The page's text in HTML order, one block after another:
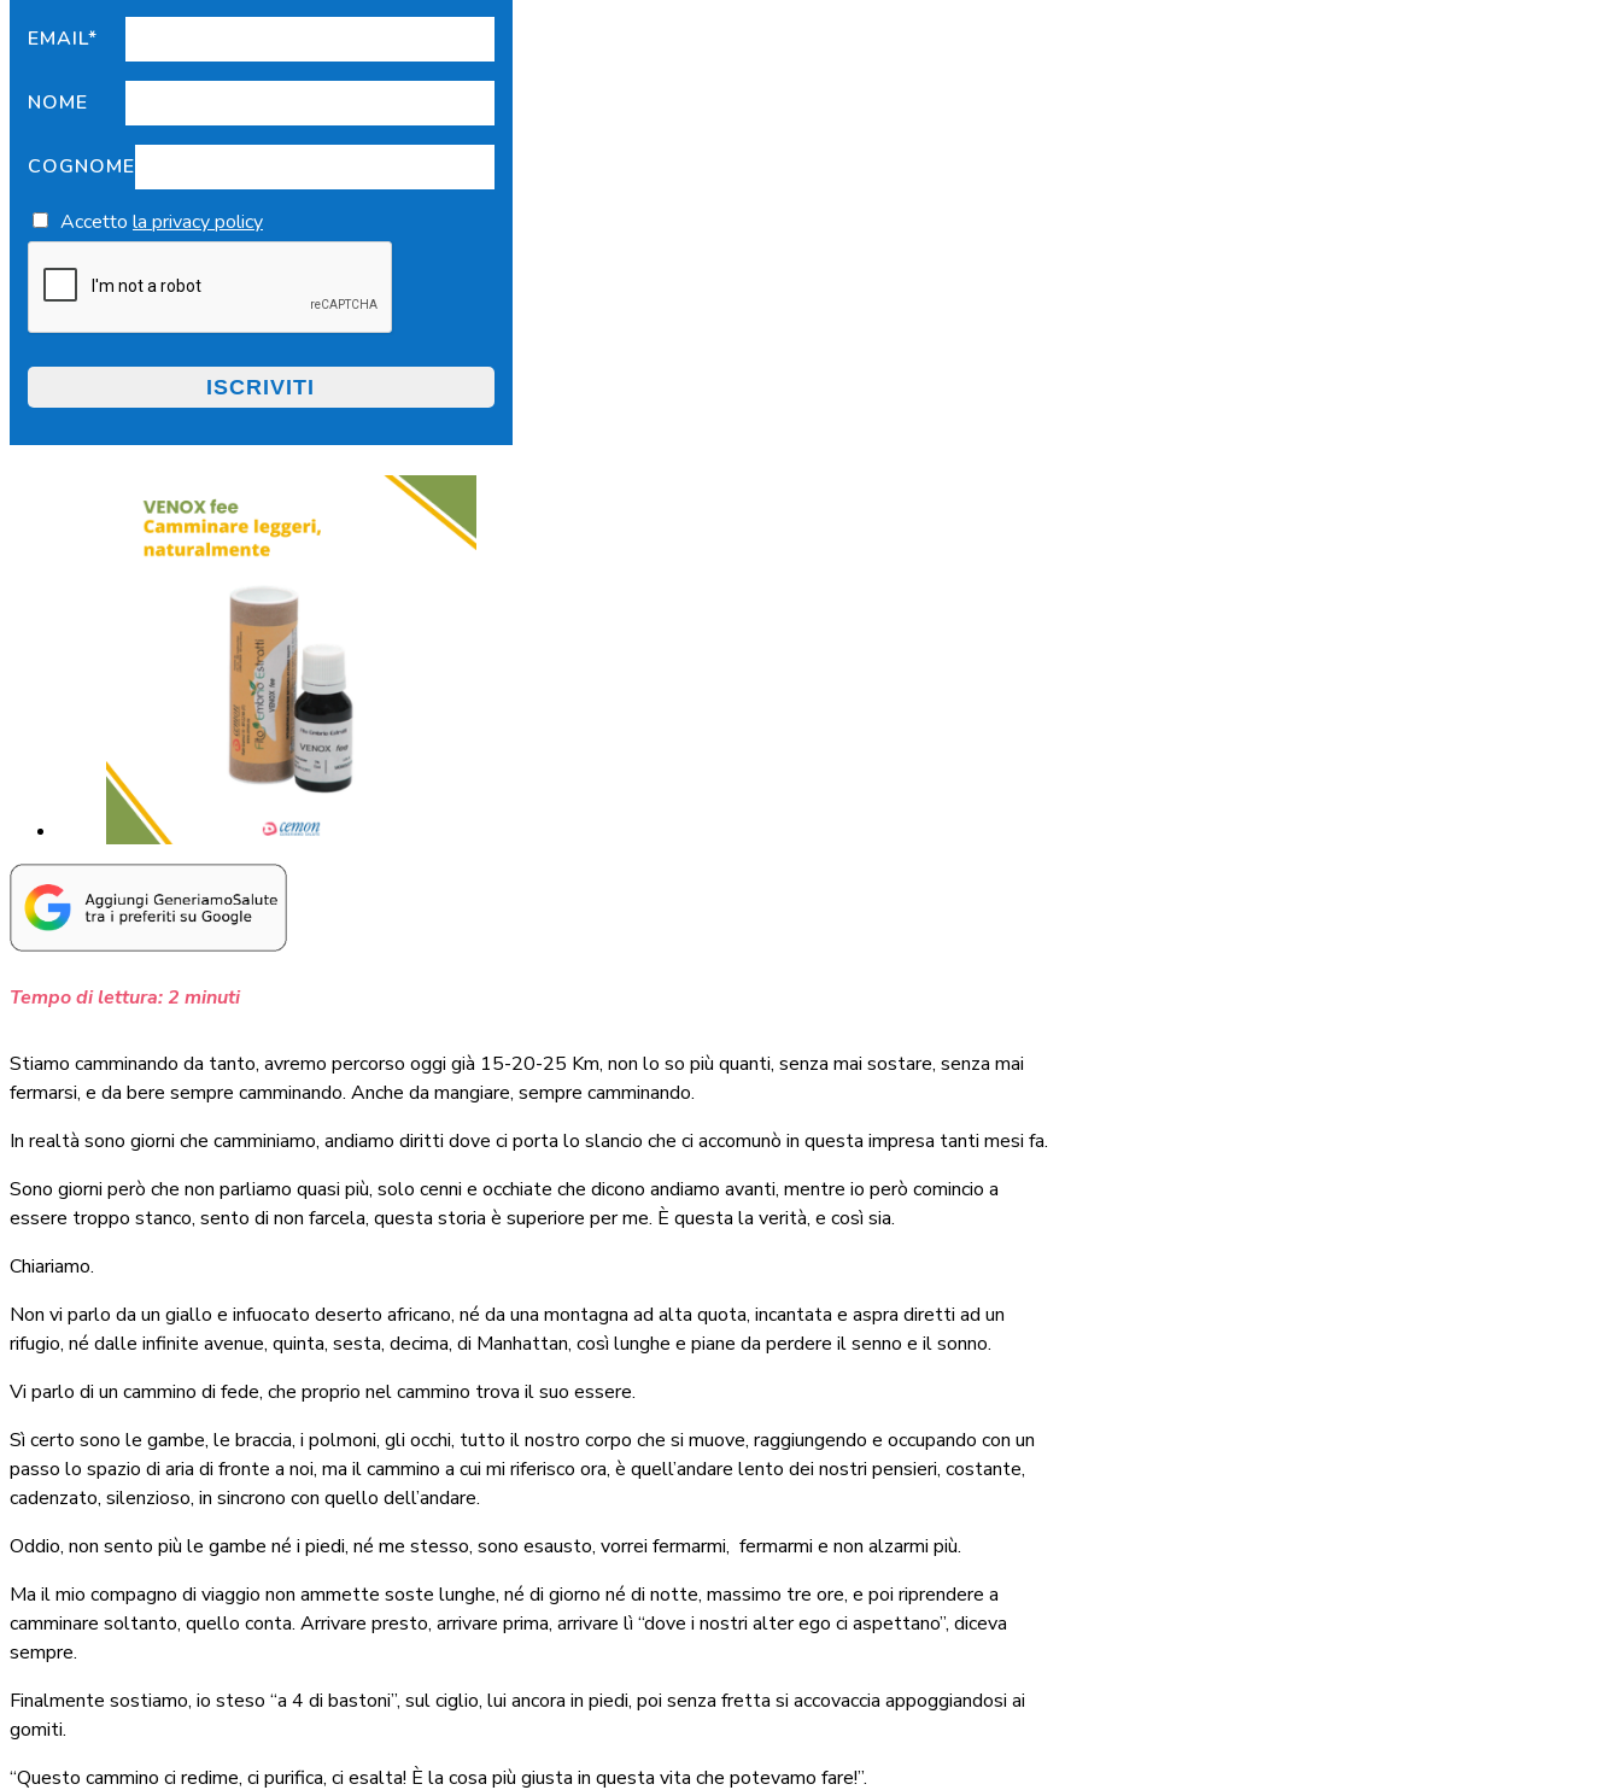
EMAIL*
NOME
COGNOME
Accetto la privacy policy
Tempo di lettura:2 minuti
Stiamo camminando da tanto, avremo percorso oggi già 15-20-25 Km, non lo so più quanti, senza mai sostare, senza mai
fermarsi, e da bere sempre camminando. Anche da mangiare, sempre camminando.
In realtà sono giorni che camminiamo, andiamo diritti dove ci porta lo slancio che ci accomunò in questa impresa tanti mesi fa.
Sono giorni però che non parliamo quasi più, solo cenni e occhiate che dicono andiamo avanti, mentre io però comincio a
essere troppo stanco, sento di non farcela, questa storia è superiore per me. È questa la verità, e così sia.
Chiariamo.
Non vi parlo da un giallo e infuocato deserto africano, né da una montagna ad alta quota, incantata e aspra diretti ad un
rifugio, né dalle infinite avenue, quinta, sesta, decima, di Manhattan, così lunghe e piane da perdere il senno e il sonno.
Vi parlo di un cammino di fede, che proprio nel cammino trova il suo essere.
Sì certo sono le gambe, le braccia, i polmoni, gli occhi, tutto il nostro corpo che si muove, raggiungendo e occupando con un
passo lo spazio di aria di fronte a noi, ma il cammino a cui mi riferisco ora, è quell’andare lento dei nostri pensieri, costante,
cadenzato, silenzioso, in sincrono con quello dell’andare.
Oddio, non sento più le gambe né i piedi, né me stesso, sono esausto, vorrei fermarmi, fermarmi e non alzarmi più.
Ma il mio compagno di viaggio non ammette soste lunghe, né di giorno né di notte, massimo tre ore, e poi riprendere a
camminare soltanto, quello conta. Arrivare presto, arrivare prima, arrivare lì “dove i nostri alter ego ci aspettano”, diceva
sempre.
Finalmente sostiamo, io steso “a 4 di bastoni”, sul ciglio, lui ancora in piedi, poi senza fretta si accovaccia appoggiandosi ai
gomiti.
“Questo cammino ci redime, ci purifica, ci esalta! È la cosa più giusta in questa vita che potevamo fare!”.